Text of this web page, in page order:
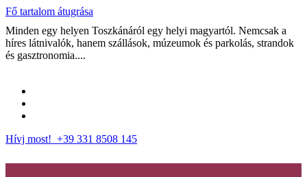
Fő tartalom átugrása
Minden egy helyen Toszkánáról egy helyi magyartól. Nemcsak a
híres látnivalók, hanem szállások, múzeumok és parkolás, strandok
és gasztronomia....
Hívj most! +39 331 8508 145